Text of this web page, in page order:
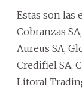
Estas son las
Cobranzas
Aureus SA,
Credifiel SA,
Litoral